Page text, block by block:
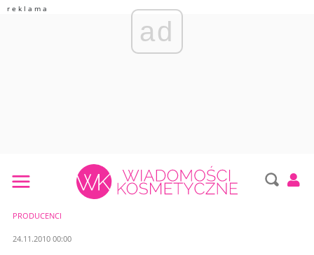
ad
PRODUCENCI
24.11.2010 00:00